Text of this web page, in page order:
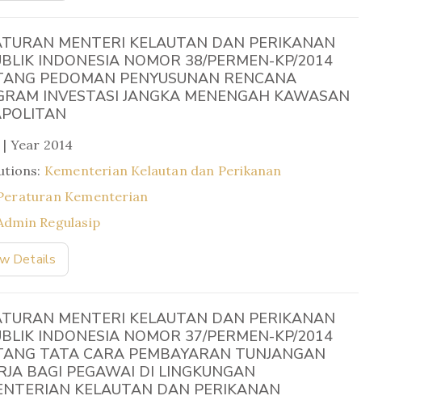
MENTERI KELAUTAN DAN PERIKANAN
INDONESIA NOMOR 38/PERMEN-KP/2014
PEDOMAN PENYUSUNAN RENCANA
INVESTASI JANGKA MENENGAH KAWASAN
Year 2014
Kementerian Kelautan dan Perikanan
Kementerian
Regulasip
Details
MENTERI KELAUTAN DAN PERIKANAN
INDONESIA NOMOR 37/PERMEN-KP/2014
TATA CARA PEMBAYARAN TUNJANGAN
BAGI PEGAWAI DI LINGKUNGAN
KELAUTAN DAN PERIKANAN